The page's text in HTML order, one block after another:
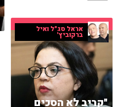
אראל סג"ל ואיל
ברקוביץ'
"קריב לא הסכים